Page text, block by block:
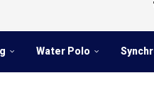
Water Polo